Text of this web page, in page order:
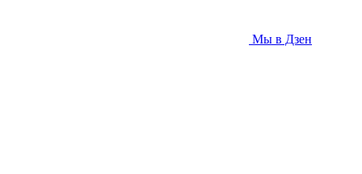
Мы в Дзен